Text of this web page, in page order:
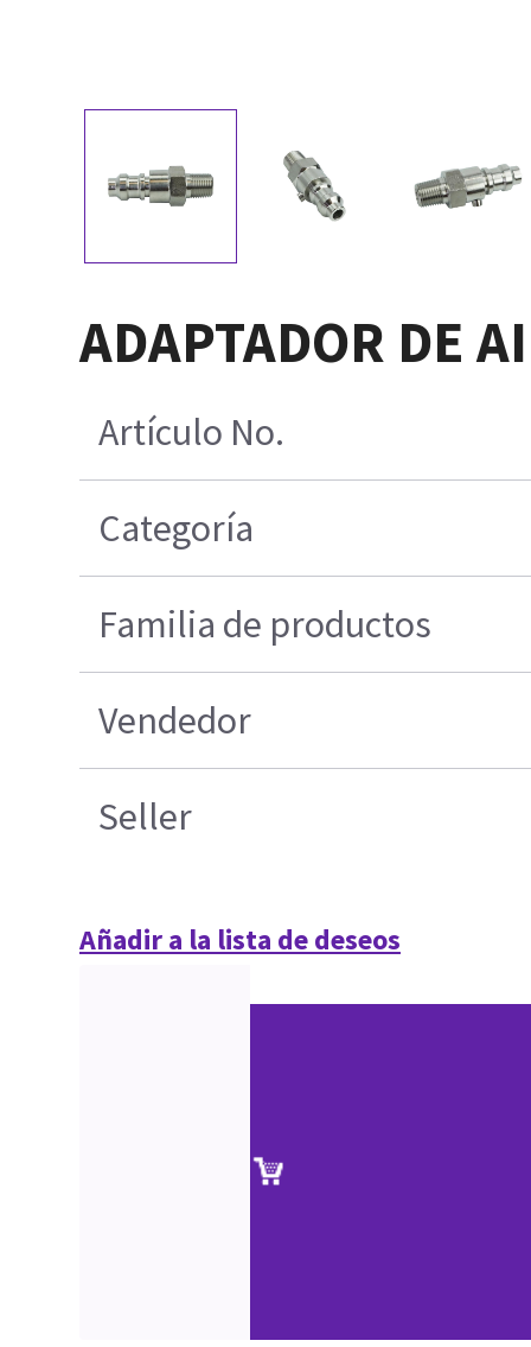
ADAPTADOR DE
Artículo No.
Categoría
Familia de productos
Vendedor
Seller
Añadir a la lista de deseos